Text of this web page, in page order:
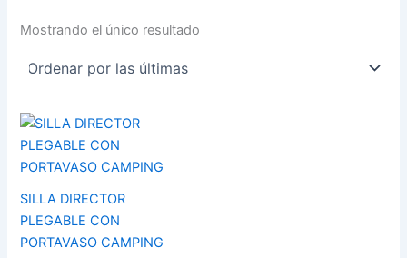
Mostrando el único resultado
SILLA DIRECTOR
PLEGABLE CON
PORTAVASO CAMPING
SILLA
DIRECTOR
CON
PORTAVASO
cantidad